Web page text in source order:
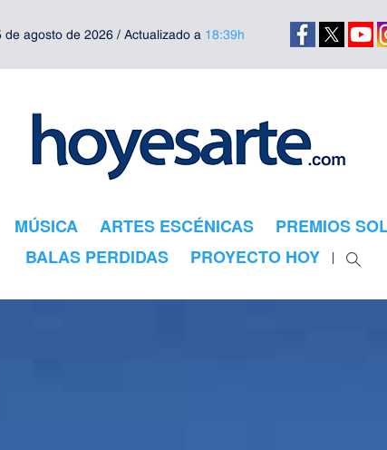
de agosto de 2026 / Actualizado a 18:39h
MÚSICA ARTES ESCÉNICAS PREMIOS
BALAS PERDIDAS
PROYECTO HOY